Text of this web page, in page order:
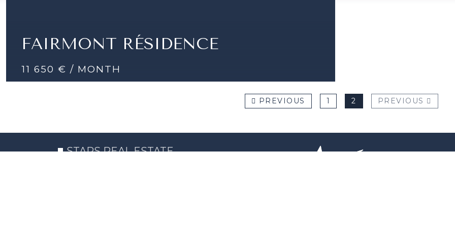
FAIRMONT RÉSIDENCE
11 650 € / MONTH
DETAILS
PREVIOUS 1 2 PREVIOUS
STARS REAL ESTATE